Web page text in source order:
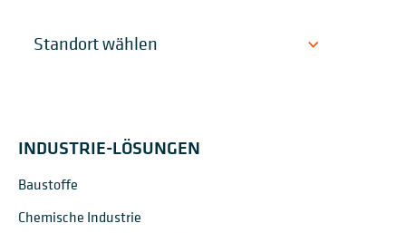
INDUSTRIE-LÖSUNGEN
Baustoffe
Chemische Industrie